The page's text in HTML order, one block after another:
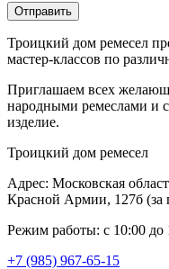
Отправить
Троицкий дом ремесел
мастер-классов по
Приглашаем всех
народными ремеслами и
изделие.
Троицкий дом ремесел
Адрес: Московская
Красной Армии, 127б (за
Режим работы: с 10:00 до
+7 (985) 967-65-15